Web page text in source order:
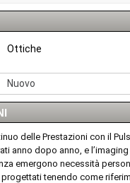
Ottiche
Nuovo
delle Prestazioni con il
anno dopo anno, e
emergono necessità
tenendo come